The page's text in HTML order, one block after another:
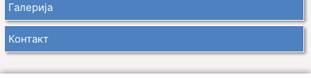
Галерија
Контакт